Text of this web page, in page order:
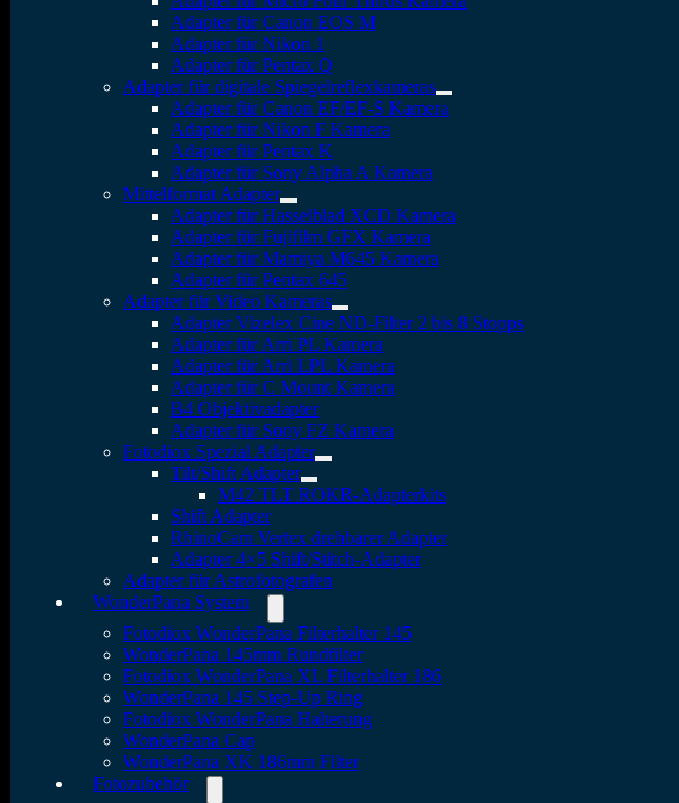
Adapter für Canon EOS M
Adapter für Nikon 1
Adapter für Pentax Q
Adapter für digitale Spiegelreflexkameras
Adapter für Canon EF/EF-S Kamera
Adapter für Nikon F Kamera
Adapter für Pentax K
Adapter für Sony Alpha A Kamera
Mittelformat Adapter
Adapter für Hasselblad XCD Kamera
Adapter für Fujifilm GFX Kamera
Adapter für Mamiya M645 Kamera
Adapter für Pentax 645
Adapter für Video Kameras
Adapter Vizelex Cine ND-Filter 2 bis 8 Stopps
Adapter für Arri PL Kamera
Adapter für Arri LPL Kamera
Adapter für C Mount Kamera
B4 Objektivadapter
Adapter für Sony FZ Kamera
Fotodiox Spezial Adapter
Tilt/Shift Adapter
M42 TLT ROKR-Adapterkits
Shift Adapter
RhinoCam Vertex drehbarer Adapter
Adapter 4×5 Shift/Stitch-Adapter
Adapter für Astrofotografen
WonderPana System
Fotodiox WonderPana Filterhalter 145
WonderPana 145mm Rundfilter
Fotodiox WonderPana XL Filterhalter 186
WonderPana 145 Step-Up Ring
Fotodiox WonderPana Halterung
WonderPana Cap
WonderPana XK 186mm Filter
Fotozubehör